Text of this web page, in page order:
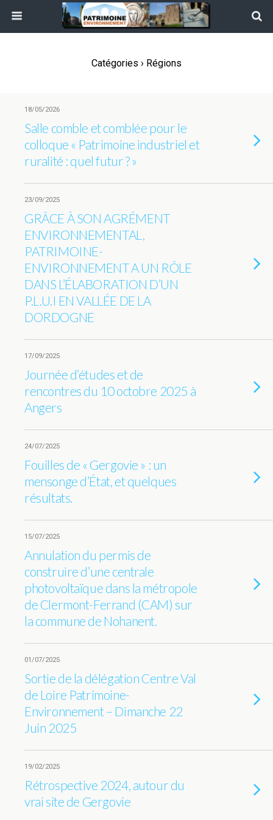
Catégories › Régions
18/05/2026
Salle comble et comblée pour le
colloque « Patrimoine industriel et
ruralité : quel futur ? »
23/09/2025
GRÂCE À SON AGRÉMENT
ENVIRONNEMENTAL,
PATRIMOINE-
ENVIRONNEMENT A UN RÔLE
DANS L’ÉLABORATION D’UN
P.L.U.I EN VALLÉE DE LA
DORDOGNE
17/09/2025
Journée d’études et de
rencontres du 10 octobre 2025 à
Angers
24/07/2025
Fouilles de « Gergovie » : un
mensonge d’État, et quelques
résultats.
15/07/2025
Annulation du permis de
construire d’une centrale
photovoltaïque dans la métropole
de Clermont-Ferrand (CAM) sur
la commune de Nohanent.
01/07/2025
Sortie de la délégation Centre Val
de Loire Patrimoine-
Environnement – Dimanche 22
Juin 2025
19/02/2025
Rétrospective 2024, autour du
vrai site de Gergovie